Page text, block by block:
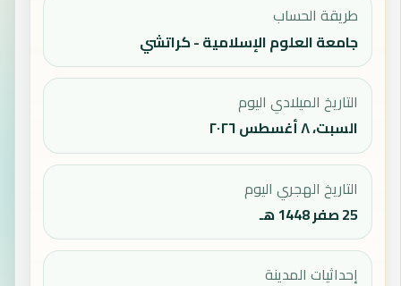
طريقة الحساب
جامعة العلوم الإسلامية - كراتشي
التاريخ الميلادي اليوم
السبت، ٨ أغسطس ٢٠٢٦
التاريخ الهجري اليوم
25 صفر 1448 هـ
إحداثيات المدينة